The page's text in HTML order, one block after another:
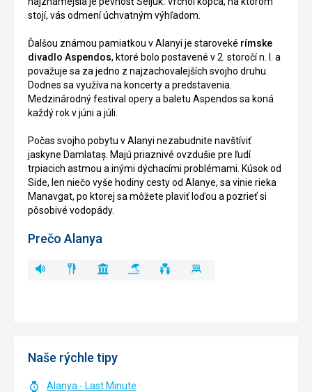
stojí, vás odmení úchvatným výhľadom.
Ďalšou známou pamiatkou v Alanyi je staroveké rímske
divadlo Aspendos, ktoré bolo postavené v 2. storočí n. l. a
považuje sa za jedno z najzachovalejších svojho druhu.
Dodnes sa využíva na koncerty a predstavenia.
Medzinárodný festival opery a baletu Aspendos sa koná
každý rok v júni a júli.
Počas svojho pobytu v Alanyi nezabudnite navštíviť
jaskyne Damlataș. Majú priaznivé ovzdušie pre ľudí
trpiacich astmou a inými dýchacími problémami. Kúsok od
Side, len niečo vyše hodiny cesty od Alanye, sa vinie rieka
Manavgat, po ktorej sa môžete plaviť loďou a pozrieť si
pôsobivé vodopády.
Prečo Alanya
Naše rýchle tipy
Alanya - Last Minute